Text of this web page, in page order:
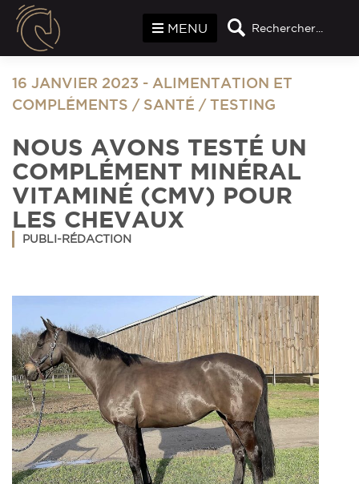
Rechercher...
MENU
16 JANVIER 2023 - ALIMENTATION ET
COMPLÉMENTS / SANTÉ / TESTING
NOUS AVONS TESTÉ UN
COMPLÉMENT MINÉRAL
VITAMINÉ (CMV) POUR
LES CHEVAUX
PUBLI-RÉDACTION
Panneau de gestion des cookies